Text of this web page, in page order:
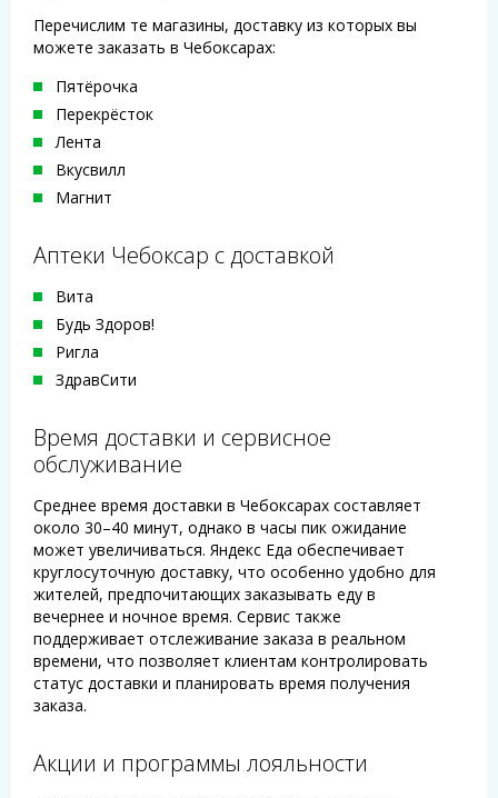
Перечислим те магазины, доставку из которых вы
можете заказать в Чебоксарах:
Пятёрочка
Перекрёсток
Лента
Вкусвилл
Магнит
Аптеки Чебоксар с доставкой
Вита
Будь Здоров!
Ригла
ЗдравСити
Время доставки и сервисное
обслуживание
Среднее время доставки в Чебоксарах составляет
около 30–40 минут, однако в часы пик ожидание
может увеличиваться. Яндекс Еда обеспечивает
круглосуточную доставку, что особенно удобно для
жителей, предпочитающих заказывать еду в
вечернее и ночное время. Сервис также
поддерживает отслеживание заказа в реальном
времени, что позволяет клиентам контролировать
статус доставки и планировать время получения
заказа.
Акции и программы лояльности